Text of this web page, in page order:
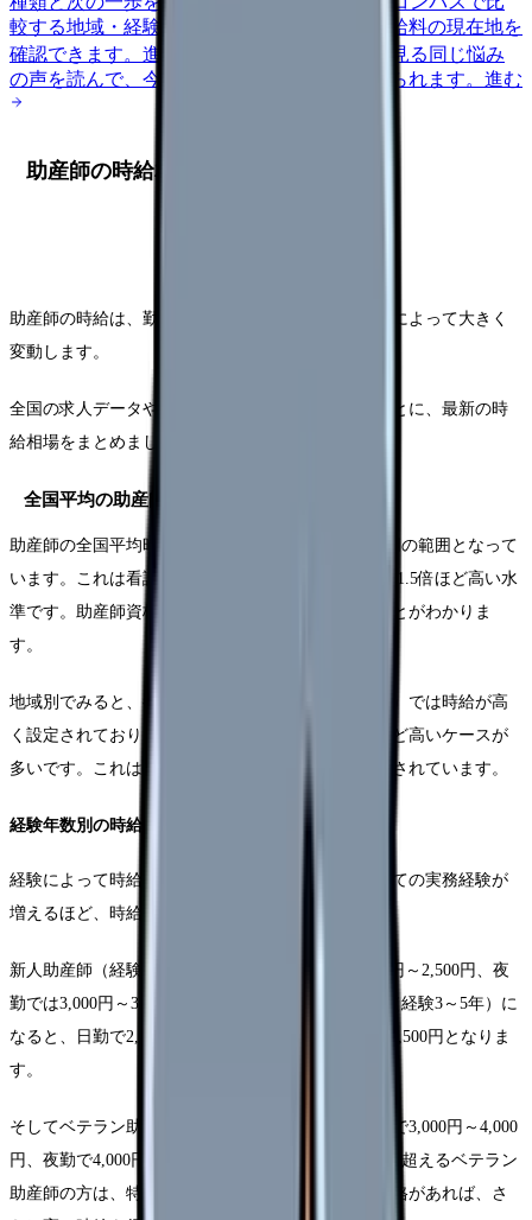
較する地域・経験年数・施設形態から、今の給料の現在地を
確認できます。 進む 匿名掲示板で本音を見る 同じ悩み
の声を読んで、今の職場だけの問題か確かめられます。 進む
助産師の時給相場 – 2026年最新データ
助産師の時給は、勤務先や経験年数、シフトの種類によって大きく
変動します。
全国の求人データや現役助産師へのアンケートをもとに、最新の時
給相場をまとめました。
全国平均の助産師時給相場
助産師の全国平均時給は、一般的に2,500円～4,000円の範囲となって
います。これは看護師の時給と比較すると、約1.2～1.5倍ほど高い水
準です。助産師資格がしっかりと評価されていることがわかりま
す。
地域別でみると、都市部（東京、大阪、名古屋など）では時給が高
く設定されており、地方と比べると300円～500円ほど高いケースが
多いです。これは生活コストや人材需要の差が反映されています。
経験年数別の時給相場
経験によって時給は大きく変わります。助産師としての実務経験が
増えるほど、時給も上がる傾向にあります。
新人助産師（経験1年未満）の場合、日勤では2,000円～2,500円、夜
勤では3,000円～3,500円が一般的です。中堅助産師（経験3～5年）に
なると、日勤で2,500円～3,200円、夜勤で3,500円～4,500円となりま
す。
そしてベテラン助産師（経験10年以上）では、日勤で3,000円～4,000
円、夜勤で4,000円～5,500円が相場です。経験10年を超えるベテラン
助産師の方は、特定の専門分野での実績や追加の資格があれば、さ